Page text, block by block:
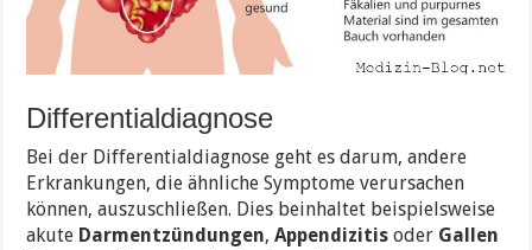
Differentialdiagnose
Bei der Differentialdiagnose geht es darum, andere
Erkrankungen, die ähnliche Symptome verursachen
können, auszuschließen. Dies beinhaltet beispielsweise
akute Darmentzündungen,Appendizitis oder Gallen